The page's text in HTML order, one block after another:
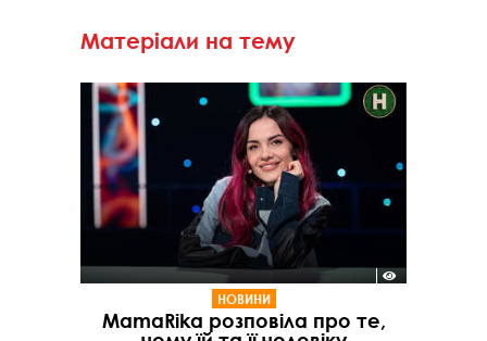
Матеріали на тему
НОВИНИ
MamaRika розповіла про те,